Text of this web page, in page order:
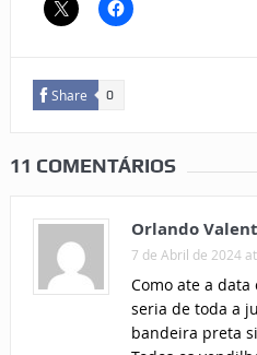
Share 0
11 COMENTÁRIOS
Orlando
7 de Abril de 2024
Como ate a
seria de toda a
bandeira preta